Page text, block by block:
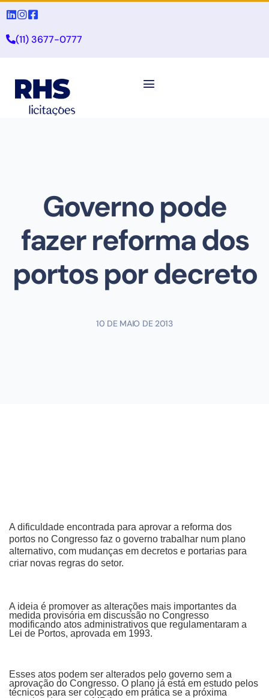
(11) 3677-0777
Governo pode
fazer reforma dos
portos por decreto
10 DE MAIO DE 2013
A dificuldade encontrada para aprovar a reforma dos
portos no Congresso faz o governo trabalhar num plano
alternativo, com mudanças em decretos e portarias para
criar novas regras do setor.
A ideia é promover as alterações mais importantes da
medida provisória em discussão no Congresso
modificando atos administrativos que regulamentaram a
Lei de Portos, aprovada em 1993.
Esses atos podem ser alterados pelo governo sem a
aprovação do Congresso. O plano já está em estudo pelos
técnicos para ser colocado em prática se a próxima